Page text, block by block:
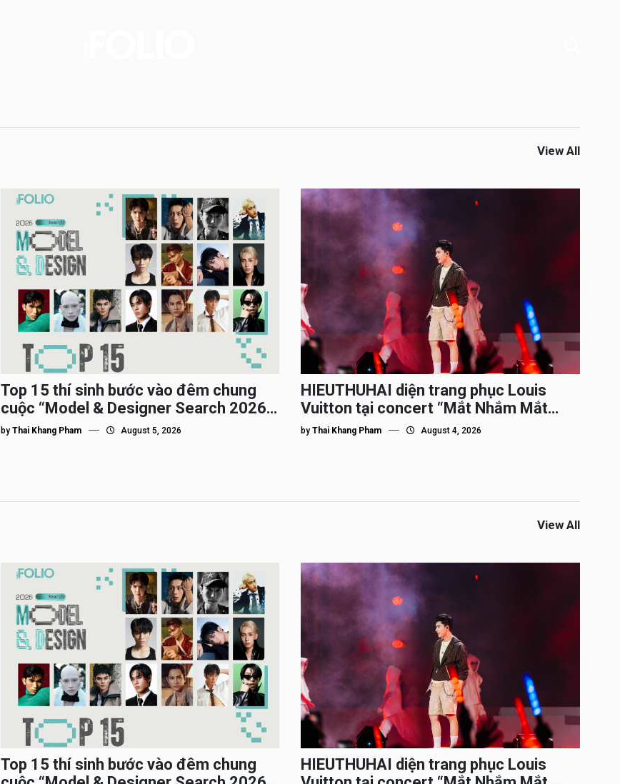
View All
Top 15 thí sinh bước vào đêm chung
cuộc “Model & Designer Search 2026”,
họ là ai?
by Thai Khang Pham August 5, 2026
HIEUTHUHAI diện trang phục Louis
Vuitton tại concert “Mắt Nhắm Mắt
Mở”
byThai Khang Pham August 4, 2026
View All
Top 15 thí sinh bước vào đêm chung
HIEUTHUHAI diện trang phục Louis